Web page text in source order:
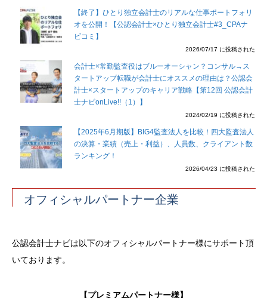
【終了】ひとり独立会計士のリアルな仕事ポートフォリ
オを公開！【公認会計士×ひとり独立会計士#3_CPAナ
ビコミ】
2026/07/17 に投稿された
会計士×常勤監査役はブルーオーシャン？コンサル→ス
タートアップ転職が会計士にオススメの理由は？公認会
計士×スタートアップのキャリア戦略【第12回 公認会計
士ナビonLive!!（1）】
2024/02/19 に投稿された
【2025年6月期版】BIG4監査法人を比較！四大監査法人
の決算・業績（売上・利益）、人員数、クライアント数
ランキング！
2026/04/23 に投稿された
オフィシャルパートナー企業
公認会計士ナビは以下のオフィシャルパートナー様にサポート頂
いております。
【プレミアムパートナー様】